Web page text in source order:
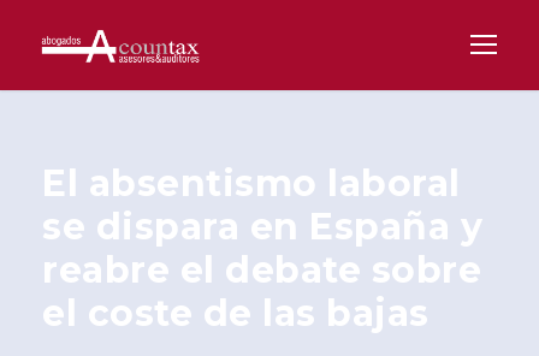
El absentismo laboral
se dispara en España y
reabre el debate sobre
el coste de las bajas